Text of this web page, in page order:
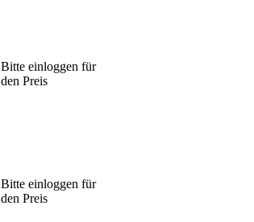
Bitte einloggen für
den Preis
Bitte einloggen für
den Preis